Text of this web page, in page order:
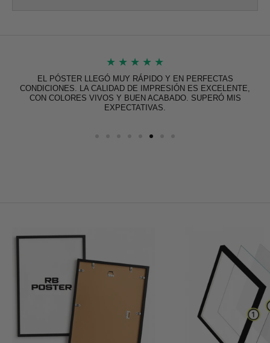
★ ★ ★ ★ ★
EL PÓSTER LLEGÓ MUY RÁPIDO Y EN PERFECTAS
CONDICIONES. LA CALIDAD DE IMPRESIÓN ES EXCELENTE,
CON COLORES VIVOS Y BUEN ACABADO. SUPERÓ MIS
EXPECTATIVAS.